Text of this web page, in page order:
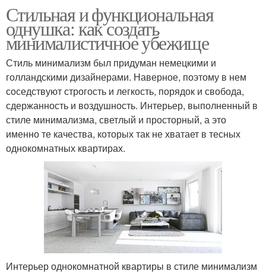
Стильная и функциональная
однушка: как создать
минималистичное убежище
Стиль минимализм был придуман немецкими и
голландскими дизайнерами. Наверное, поэтому в нем
соседствуют строгость и легкость, порядок и свобода,
сдержанность и воздушность. Интерьер, выполненный в
стиле минимализма, светлый и просторный, а это
именно те качества, которых так не хватает в тесных
однокомнатных квартирах.
Интерьер однокомнатной квартиры в стиле минимализм